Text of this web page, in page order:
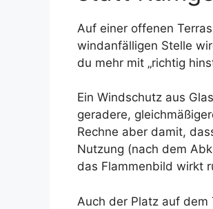
Auf einer offenen
windanfälligen Stelle
du mehr mit „richtig
Ein Windschutz aus
geradere,
Rechne aber damit,
Nutzung (nach dem
das Flammenbild wirkt
Auch der Platz auf